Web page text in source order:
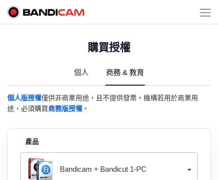
購買授權
個人 商務 & 教育
個人版授權僅供非商業用途，且不提供發票。機構若用於商業用
途，必須購買商務版授權 。
產品
Bandicam + Bandicut 1-PC